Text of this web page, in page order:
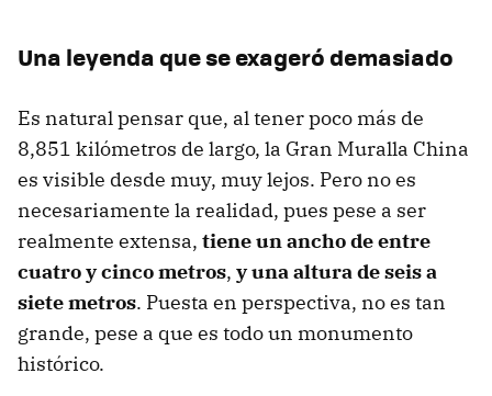
Una leyenda que se exageró demasiado
Es natural pensar que, al tener poco más de
8,851 kilómetros de largo, la Gran Muralla China
es visible desde muy, muy lejos. Pero no es
necesariamente la realidad, pues pese a ser
realmente extensa, tiene un ancho de entre
cuatro y cinco metros, y una altura de seis a
siete metros. Puesta en perspectiva, no es tan
grande, pese a que es todo un monumento
histórico.